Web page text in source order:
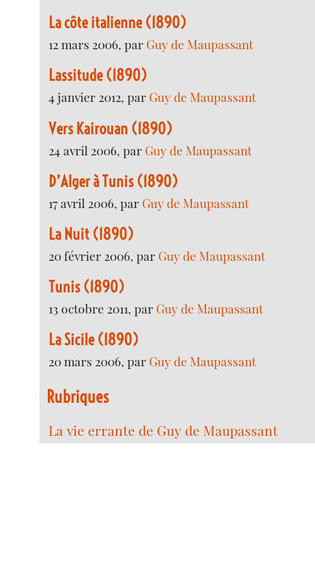
La côte italienne (1890)
12 mars 2006, par Guy de Maupassant
Lassitude (1890)
4 janvier 2012, par Guy de Maupassant
Vers Kairouan (1890)
24 avril 2006, par Guy de Maupassant
D’Alger à Tunis (1890)
17 avril 2006, par Guy de Maupassant
La Nuit (1890)
20 février 2006, par Guy de Maupassant
Tunis (1890)
13 octobre 2011, par Guy de Maupassant
La Sicile (1890)
20 mars 2006, par Guy de Maupassant
Rubriques
La vie errante de Guy de Maupassant